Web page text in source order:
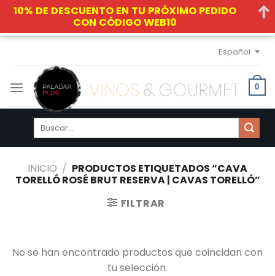
Skip
content
Español
0
Buscar
INICIO / PRODUCTOS ETIQUETADOS “CAVA
TORELLÓ ROSÉ BRUT RESERVA | CAVAS TORELLÓ”
FILTRAR
No se han encontrado productos que coincidan con
tu selección.
10% DE DESCUENTO EN TU PRÓXIMO PEDIDO
CON CÓDIGO WEB10